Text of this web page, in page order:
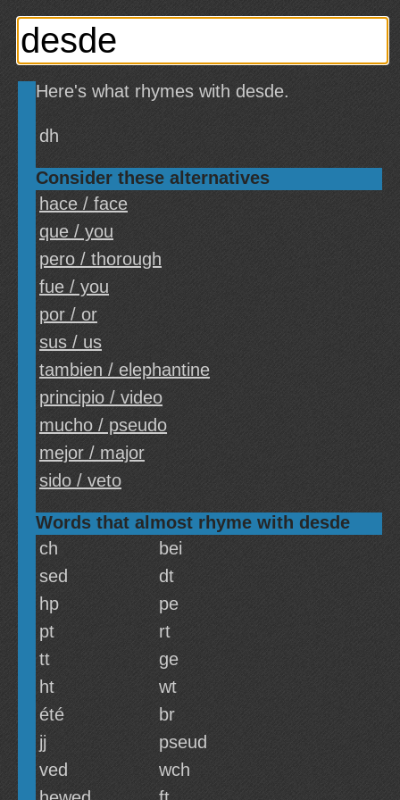
Here's what rhymes with desde.
dh
Consider these alternatives
hace / face
que / you
pero / thorough
fue / you
por / or
sus / us
tambien / elephantine
principio / video
mucho / pseudo
mejor / major
sido / veto
Words that almost rhyme with desde
ch
bei
sed
dt
hp
pe
pt
rt
tt
ge
ht
wt
été
br
jj
pseud
ved
wch